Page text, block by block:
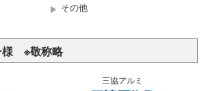
その他
様 ※敬称略
三協アルミ